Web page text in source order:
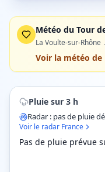
Météo du Tour
La Voulte-sur-
Voir la météo de
Pluie sur 3 h
Radar : pas de pluie
Voir le radar France
Pas de pluie prévue